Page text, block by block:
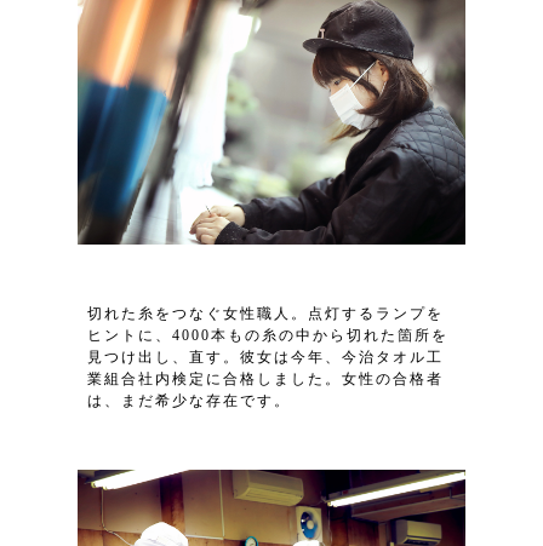
切れた糸をつなぐ女性職人。点灯するランプを
ヒントに、4000本もの糸の中から切れた箇所を
見つけ出し、直す。彼女は今年、今治タオル工
業組合社内検定に合格しました。女性の合格者
は、まだ希少な存在です。